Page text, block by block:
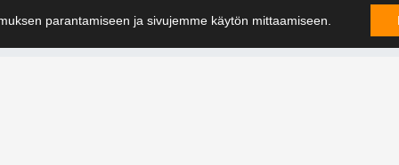
jotka tuovat lisäarvoa jokaiseen projektiin. Heidän
parantamiseen ja sivujemme käytön mittaamiseen.